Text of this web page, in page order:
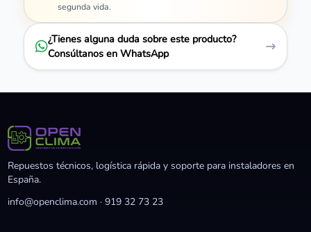
segunda vida.
¿Tienes alguna duda sobre este producto?
Consúltanos en WhatsApp
Repuestos técnicos, logística rápida y soporte para instaladores en
España.
info@openclima.com ·919 32 73 23